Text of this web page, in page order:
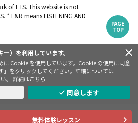
）を利用しています。
に Cookie を使用しています。Cookie の使用に同意
」をクリックしてください。詳細については
。 詳細はこちら
同意します
無料体験レッスン
PAGE
TOP
of ETS. This website is not
* L&R means LISTENING AND